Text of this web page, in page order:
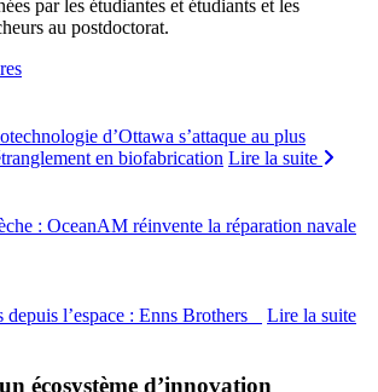
par les étudiantes et étudiants et les
au postdoctorat.
d’Ottawa s’attaque au plus
en biofabrication Lire la suite
: OceanAM réinvente la réparation navale
depuis l’espace : Enns Brothers
Lire la suite
écosystème d’innovation